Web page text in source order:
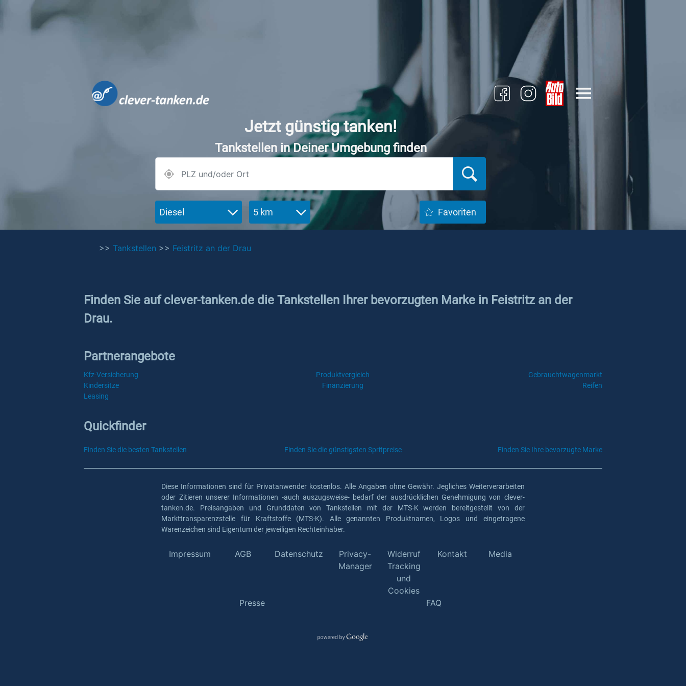
Jetzt günstig tanken!
Tankstellen in Deiner Umgebung finden
Diesel 5 km Favoriten
>> Tankstellen >> Feistritz an der Drau
Finden Sie auf clever-tanken.de die Tankstellen Ihrer bevorzugten Marke in Feistritz an der
Drau.
Partnerangebote
Kfz-Versicherung Produktvergleich
Gebrauchtwagenmarkt
Kindersitze
Finanzierung
Reifen
Leasing
Quickfinder
Finden Sie die besten Tankstellen Finden Sie die günstigsten Spritpreise Finden Sie Ihre bevorzugte Marke
Diese Informationen sind für Privatanwender kostenlos. Alle Angaben ohne Gewähr. Jegliches Weiterverarbeiten
oder Zitieren unserer Informationen -auch auszugsweise- bedarf der ausdrücklichen Genehmigung von clever-
tanken.de. Preisangaben und Grunddaten von Tankstellen mit der MTS-K werden bereitgestellt von der
Markttransparenzstelle für Kraftstoffe (MTS-K). Alle genannten Produktnamen, Logos und eingetragene
Warenzeichen sind Eigentum der jeweiligen Rechteinhaber.
Impressum AGB Datenschutz
Privacy-
Manager
Widerruf
Tracking
und
Cookies
Kontakt Media
Presse FAQ